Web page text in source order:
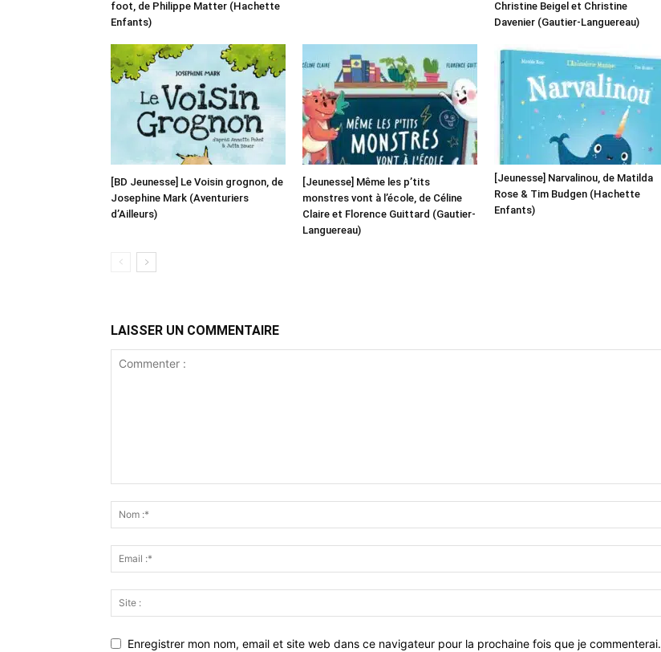
foot, de Philippe Matter (Hachette
Enfants)
Christine Beigel et Christine
Davenier (Gautier-Languereau)
[BD Jeunesse] Le Voisin grognon, de
Josephine Mark (Aventuriers
d’Ailleurs)
[Jeunesse] Même les p’tits
monstres vont à l’école, de Céline
Claire et Florence Guittard (Gautier-
Languereau)
[Jeunesse] Narvalinou, de Matilda
Rose & Tim Budgen (Hachette
Enfants)
LAISSER UN COMMENTAIRE
Enregistrer mon nom, email et site web dans ce navigateur pour la prochaine fois que je commenterai.